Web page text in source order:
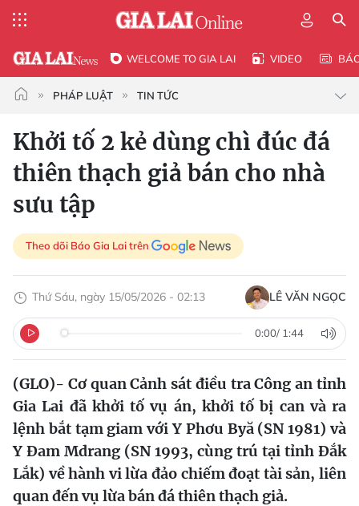
WELCOME TO GIA LAI VIDEO
PHÁP LUẬT TIN TỨC
Khởi tố 2 kẻ dùng chì đúc đá
thiên thạch giả bán cho nhà
sưu tập
Theo dõi Báo Gia Lai trên
Thứ Sáu, ngày 15/05/2026 - 02:13 LÊ VĂN NGỌC
0:00/ 1:44
(GLO)- Cơ quan Cảnh sát điều tra Công an tỉnh
Gia Lai đã khởi tố vụ án, khởi tố bị can và ra
lệnh bắt tạm giam với Y Phơu Byă (SN 1981) và
Y Đam Mdrang (SN 1993, cùng trú tại tỉnh Đắk
Lắk) về hành vi lừa đảo chiếm đoạt tài sản, liên
quan đến vụ lừa bán đá thiên thạch giả.